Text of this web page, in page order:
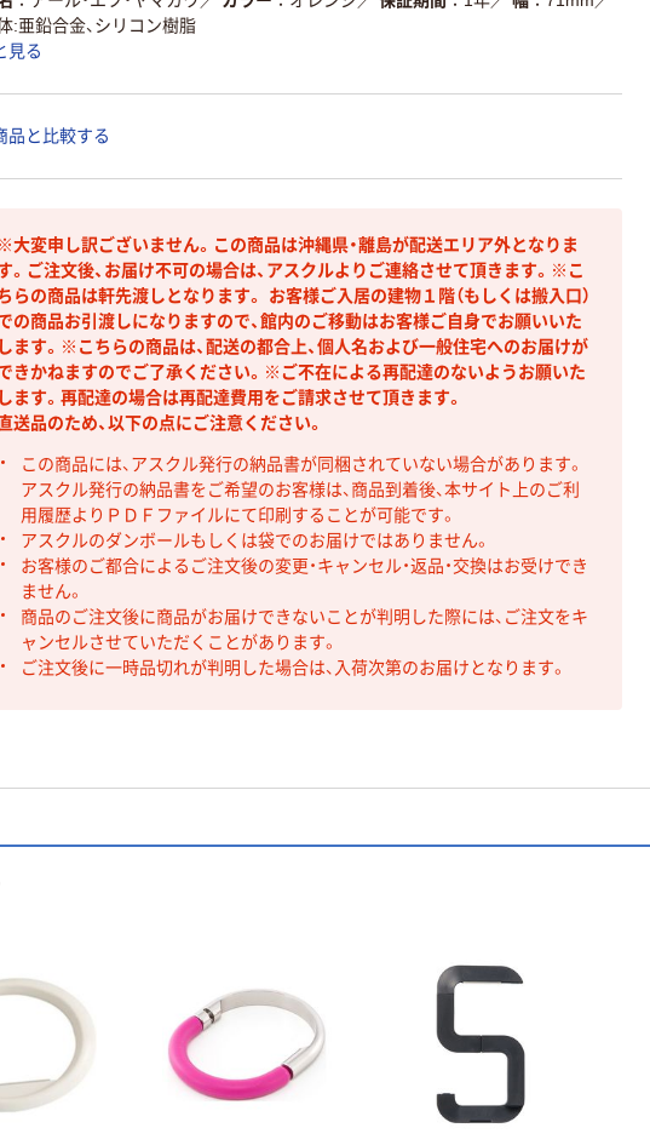
:亜鉛合金、シリコン樹脂
見る
品と比較する
※大変申し訳ございません。この商品は沖縄県・離島が配送エリア外となりま
。ご注文後、お届け不可の場合は、アスクルよりご連絡させて頂きます。※こ
らの商品は軒先渡しとなります。 お客様ご入居の建物１階（もしくは搬入口）
の商品お引渡しになりますので、館内のご移動はお客様ご自身でお願いいた
します。※こちらの商品は、配送の都合上、個人名および一般住宅へのお届けが
きかねますのでご了承ください。※ご不在による再配達のないようお願いた
します。再配達の場合は再配達費用をご請求させて頂きます。
送品のため、以下の点にご注意ください。
この商品には、アスクル発行の納品書が同梱されていない場合があります。
アスクル発行の納品書をご希望のお客様は、商品到着後、本サイト上のご利
用履歴よりＰＤＦファイルにて印刷することが可能です。
アスクルのダンボールもしくは袋でのお届けではありません。
お客様のご都合によるご注文後の変更・キャンセル・返品・交換はお受けでき
ません。
商品のご注文後に商品がお届けできないことが判明した際には、ご注文をキ
ャンセルさせていただくことがあります。
ご注文後に一時品切れが判明した場合は、入荷次第のお届けとなります。